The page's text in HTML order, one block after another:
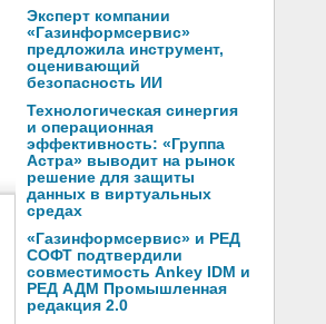
Эксперт компании
«Газинформсервис»
предложила инструмент,
оценивающий
безопасность ИИ
Технологическая синергия
и операционная
эффективность: «Группа
Астра» выводит на рынок
решение для защиты
данных в виртуальных
средах
«Газинформсервис» и РЕД
СОФТ подтвердили
совместимость Ankey IDM и
РЕД АДМ Промышленная
редакция 2.0